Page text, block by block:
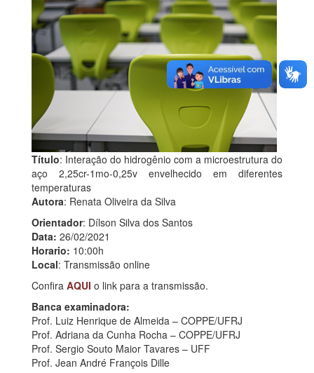
Título: Interação do hidrogênio com a microestrutura do
aço 2,25cr-1mo-0,25v envelhecido em diferentes
temperaturas
Autora: Renata Oliveira da Silva
Orientador: Dílson Silva dos Santos
Data: 26/02/2021
Horario: 10:00h
Local: Transmissão online
Confira AQUI o link para a transmissão.
Banca examinadora:
Prof. Luiz Henrique de Almeida – COPPE/UFRJ
Prof. Adriana da Cunha Rocha – COPPE/UFRJ
Prof. Sergio Souto Maior Tavares – UFF
Prof. Jean André François Dille